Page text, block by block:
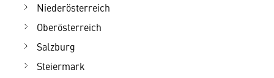
Niederösterreich
Oberösterreich
Salzburg
Steiermark